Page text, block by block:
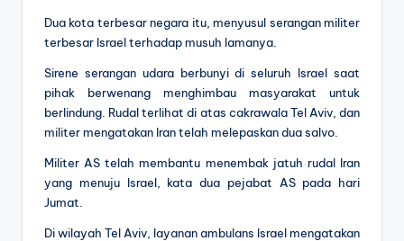
Dua kota terbesar negara itu, menyusul serangan militer
terbesar Israel terhadap musuh lamanya.
Sirene serangan udara berbunyi di seluruh Israel saat
pihak berwenang menghimbau masyarakat untuk
berlindung. Rudal terlihat di atas cakrawala Tel Aviv, dan
militer mengatakan Iran telah melepaskan dua salvo.
Militer AS telah membantu menembak jatuh rudal Iran
yang menuju Israel, kata dua pejabat AS pada hari
Jumat.
Di wilayah Tel Aviv, layanan ambulans Israel mengatakan